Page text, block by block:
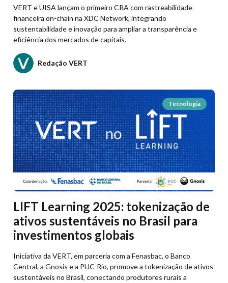
VERT e UISA lançam o primeiro CRA com rastreabilidade
financeira on-chain na XDC Network, integrando
sustentabilidade e inovação para ampliar a transparência e
eficiência dos mercados de capitais.
Redação VERT
Tecnologia
LIFT Learning 2025: tokenização de
ativos sustentáveis no Brasil para
investimentos globais
Iniciativa da VERT, em parceria com a Fenasbac, o Banco
Central, a Gnosis e a PUC-Rio, promove a tokenização de ativos
sustentáveis no Brasil, conectando produtores rurais a